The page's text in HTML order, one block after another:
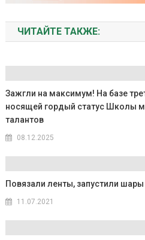
ЧИТАЙТЕ ТАКЖЕ:
Зажгли на максимум! На базе
носящей гордый статус Школы
талантов
08.12.2025
Повязали ленты, запустили шары
11.07.2021